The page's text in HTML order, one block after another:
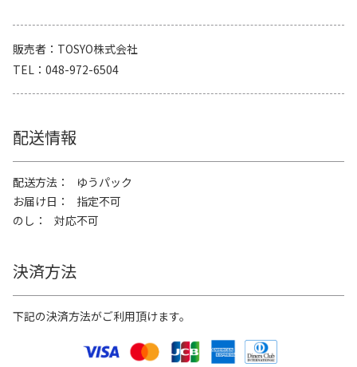
販売者
TOSYO株式会社
TEL
048-972-6504
配送情報
配送方法
ゆうパック
お届け日
指定不可
のし
対応不可
決済方法
下記の決済方法がご利用頂けます。